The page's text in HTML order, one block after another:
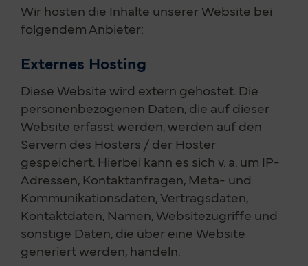
Wir hosten die Inhalte unserer Website bei
folgendem Anbieter:
Externes Hosting
Diese Website wird extern gehostet. Die
personenbezogenen Daten, die auf dieser
Website erfasst werden, werden auf den
Servern des Hosters / der Hoster
gespeichert. Hierbei kann es sich v. a. um IP-
Adressen, Kontaktanfragen, Meta- und
Kommunikationsdaten, Vertragsdaten,
Kontaktdaten, Namen, Websitezugriffe und
sonstige Daten, die über eine Website
generiert werden, handeln.